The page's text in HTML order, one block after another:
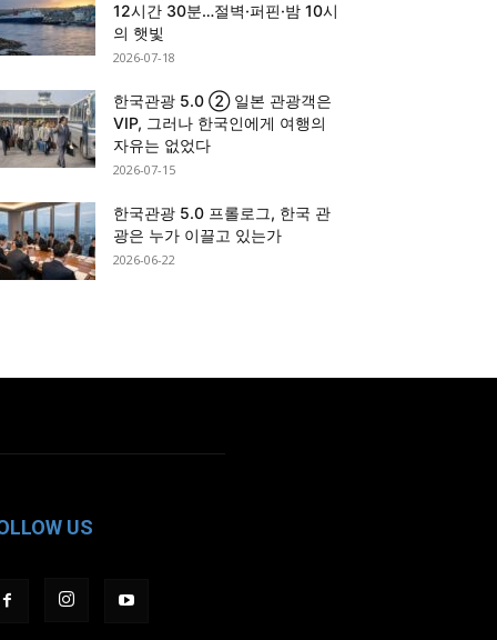
12시간 30분…절벽·퍼핀·밤 10시
의 햇빛
2026-07-18
한국관광 5.0 ② 일본 관광객은
VIP, 그러나 한국인에게 여행의
자유는 없었다
2026-07-15
한국관광 5.0 프롤로그, 한국 관
광은 누가 이끌고 있는가
2026-06-22
US